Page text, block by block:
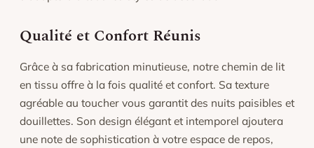
Qualité et Confort Réunis
Grâce à sa fabrication minutieuse, notre chemin de lit
en tissu offre à la fois qualité et confort. Sa texture
agréable au toucher vous garantit des nuits paisibles et
douillettes. Son design élégant et intemporel ajoutera
une note de sophistication à votre espace de repos,